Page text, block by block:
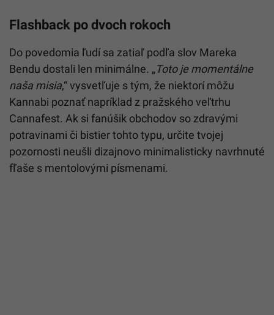
Flashback po dvoch rokoch
Do povedomia ľudí sa zatiaľ podľa slov Mareka
Bendu dostali len minimálne. „Toto je momentálne
naša misia,“ vysvetľuje s tým, že niektorí môžu
Kannabi poznať napríklad z pražského veľtrhu
Cannafest. Ak si fanúšik obchodov so zdravými
potravinami či bistier tohto typu, určite tvojej
pozornosti neušli dizajnovo minimalisticky navrhnuté
fľaše s mentolovými písmenami.